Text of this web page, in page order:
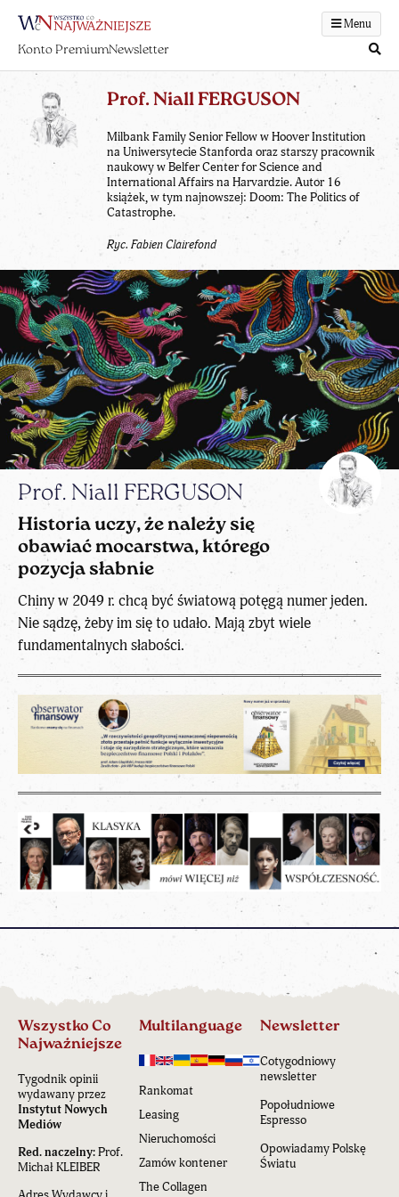
Menu
Konto PremiumNewsletter
Prof. Niall FERGUSON
Milbank Family Senior Fellow w Hoover Institution
na Uniwersytecie Stanforda oraz starszy pracownik
naukowy w Belfer Center for Science and
International Affairs na Harvardzie. Autor 16
książek, w tym najnowszej: Doom: The Politics of
Catastrophe.
Ryc. Fabien Clairefond
Prof. Niall FERGUSON
Historia uczy, że należy się
obawiać mocarstwa, którego
pozycja słabnie
Chiny w 2049 r. chcą być światową potęgą numer jeden.
Nie sądzę, żeby im się to udało. Mają zbyt wiele
fundamentalnych słabości.
Wszystko Co
Najważniejsze
Tygodnik opinii
wydawany przez
Instytut Nowych
Mediów
Red. naczelny:Prof.
Michał KLEIBER
Multilanguage
Rankomat
Leasing
Nieruchomości
Zamów kontener
The Collagen
Newsletter
Cotygodniowy
newsletter
Popołudniowe
Espresso
Opowiadamy Polskę
Światu